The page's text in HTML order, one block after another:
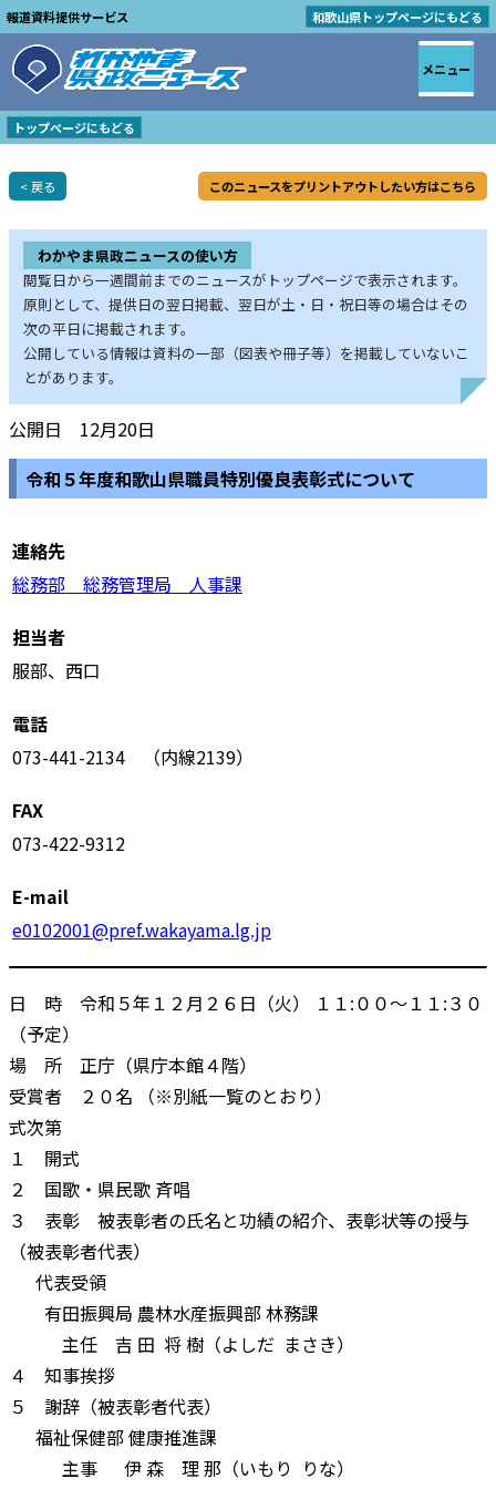
報道資料提供サービス 和歌山県トップページにもどる
トップページにもどる
< 戻る このニュースをプリントアウトしたい方はこちら
わかやま県政ニュースの使い方
閲覧日から一週間前までのニュースがトップページで表示されます。
原則として、提供日の翌日掲載、翌日が土・日・祝日等の場合はその
次の平日に掲載されます。
公開している情報は資料の一部（図表や冊子等）を掲載していないこ
とがあります。
公開日 12月20日
令和５年度和歌山県職員特別優良表彰式について
連絡先
総務部 総務管理局 人事課
担当者
服部、西口
電話
073-441-2134 （内線2139）
FAX
073-422-9312
E-mail
e0102001@pref.wakayama.lg.jp
日 時 令和５年１２月２６日（火） １１:００～１１:３０
（予定）
場 所 正庁（県庁本館４階）
受賞者 ２０名 （※別紙一覧のとおり）
式次第
１ 開式
２ 国歌・県民歌 斉唱
３ 表彰 被表彰者の氏名と功績の紹介、表彰状等の授与
（被表彰者代表）
代表受領
有田振興局 農林水産振興部 林務課
主任 吉 田 将 樹（よしだ まさき）
４ 知事挨拶
５ 謝辞（被表彰者代表）
福祉保健部 健康推進課
主事 伊 森 理 那（いもり りな）
メニュー